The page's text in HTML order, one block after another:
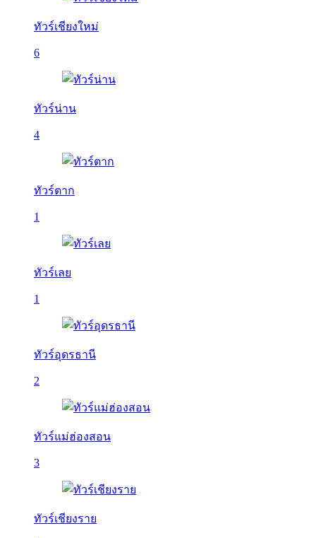
ทัวร์เชียงใหม่
6
ทัวร์น่าน
4
ทัวร์ตาก
1
ทัวร์เลย
1
ทัวร์อุดรธานี
2
ทัวร์แม่ฮ่องสอน
3
ทัวร์เชียงราย